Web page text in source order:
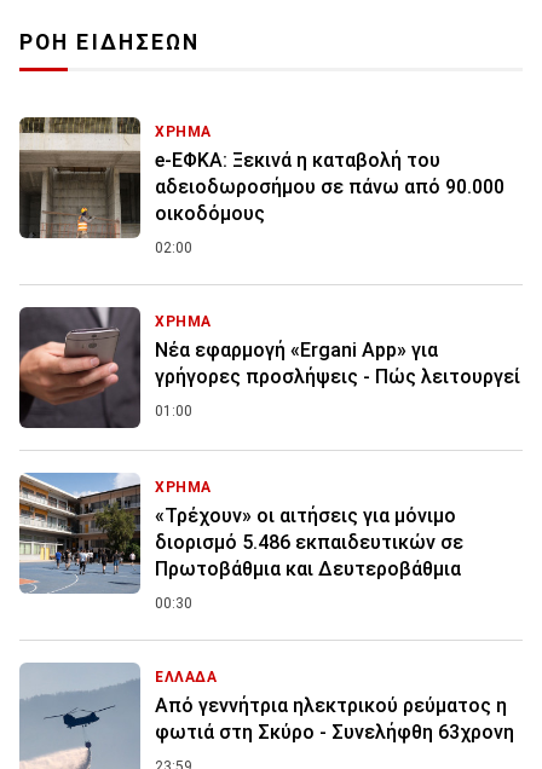
ΡΟΗ ΕΙΔΗΣΕΩΝ
ΧΡΗΜΑ
e-ΕΦΚΑ: Ξεκινά η καταβολή του
αδειοδωροσήμου σε πάνω από 90.000
οικοδόμους
02:00
ΧΡΗΜΑ
Νέα εφαρμογή «Ergani App» για
γρήγορες προσλήψεις - Πώς λειτουργεί
01:00
ΧΡΗΜΑ
«Τρέχουν» οι αιτήσεις για μόνιμο
διορισμό 5.486 εκπαιδευτικών σε
Πρωτοβάθμια και Δευτεροβάθμια
00:30
ΕΛΛΑΔΑ
Από γεννήτρια ηλεκτρικού ρεύματος η
φωτιά στη Σκύρο - Συνελήφθη 63χρονη